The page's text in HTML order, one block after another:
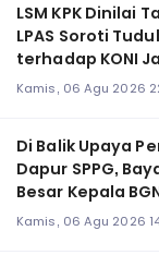
LSM KPK Dinilai
LPAS Soroti
terhadap KONI
Kamis, 06 Agu 2026
Di Balik Upaya
Dapur SPPG,
Besar Kepala
Kamis, 06 Agu 2026